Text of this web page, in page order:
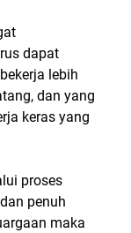
dapat
lebih
dan yang
keras yang
proses
penuh
maka